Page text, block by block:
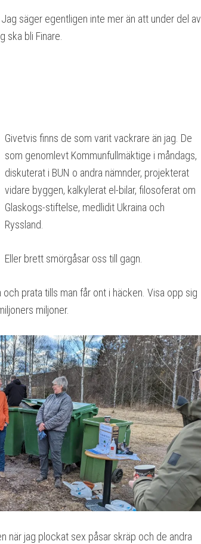
säger egentligen inte mer än att under del av
ska bli Finare.
Givetvis finns de som varit vackrare än jag. De
som genomlevt Kommunfullmäktige i måndags,
diskuterat i BUN o andra nämnder, projekterat
vidare byggen, kalkylerat el-bilar, filosoferat om
Glaskogs-stiftelse, medlidit Ukraina och
Ryssland.
Eller brett smörgåsar oss till gagn.
prata tills man får ont i häcken. Visa opp sig
miljoner.
när jag plockat sex påsar skräp och de andra